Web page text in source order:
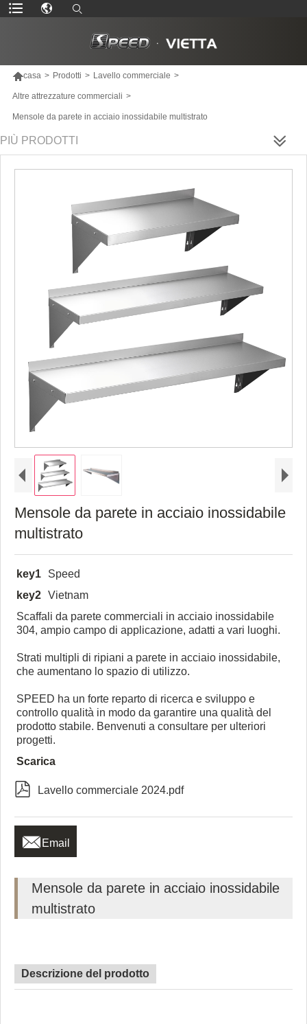
casa > Prodotti > Lavello commerciale >
Altre attrezzature commerciali >
Mensole da parete in acciaio inossidabile multistrato
PIÙ PRODOTTI
Mensole da parete in acciaio inossidabile
multistrato
key1
Speed
key2 Vietnam
Scaffali da parete commerciali in acciaio inossidabile
304, ampio campo di applicazione, adatti a vari luoghi.
Strati multipli di ripiani a parete in acciaio inossidabile,
che aumentano lo spazio di utilizzo.
SPEED ha un forte reparto di ricerca e sviluppo e
controllo qualità in modo da garantire una qualità del
prodotto stabile. Benvenuti a consultare per ulteriori
progetti.
Scarica
 Lavello commerciale 2024.pdf
 Email
Mensole da parete in acciaio inossidabile
multistrato
Descrizione del prodotto